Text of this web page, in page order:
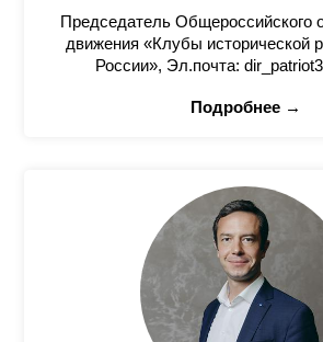
Председатель Общероссийского
движения «Клубы исторической
России», Эл.почта:
Подробнее →